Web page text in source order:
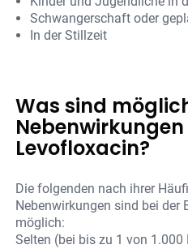
Schwangerschaft oder
In der Stillzeit
Was sind
Levofloxacin?
Die folgenden nach ihrer
Nebenwirkungen sind bei der
möglich:
Selten (bei bis zu 1 von 1.000